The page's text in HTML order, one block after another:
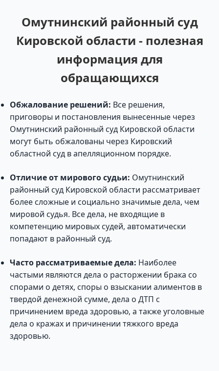
Омутнинский районный суд
Кировской области - полезная
информация для
обращающихся
Обжалование решений: Все решения,
приговоры и постановления вынесенные через
Омутнинский районный суд Кировской области
могут быть обжалованы через Кировский
областной суд в апелляционном порядке.
Отличие от мирового судьи: Омутнинский
районный суд Кировской области рассматривает
более сложные и социально значимые дела, чем
мировой судья. Все дела, не входящие в
компетенцию мировых судей, автоматически
попадают в районный суд.
Часто рассматриваемые дела: Наиболее
частыми являются дела о расторжении брака со
спорами о детях, споры о взыскании алиментов в
твердой денежной сумме, дела о ДТП с
причинением вреда здоровью, а также уголовные
дела о кражах и причинении тяжкого вреда
здоровью.